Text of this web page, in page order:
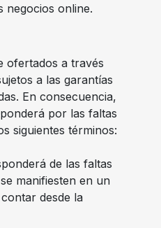
negocios online.
ofertados a través
a las garantías
En consecuencia,
por las faltas
siguientes términos:
de las faltas
manifiesten en un
desde la